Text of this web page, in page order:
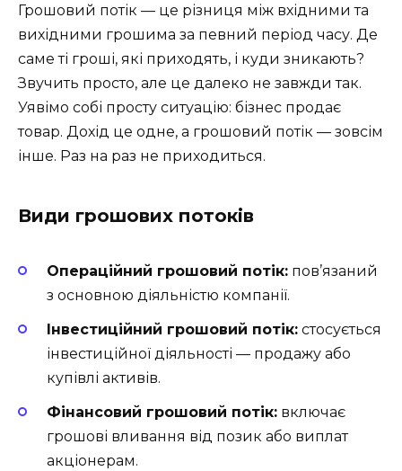
Грошовий потік — це різниця між вхідними та
вихідними грошима за певний період часу. Де
саме ті гроші, які приходять, і куди зникають?
Звучить просто, але це далеко не завжди так.
Уявімо собі просту ситуацію: бізнес продає
товар. Дохід це одне, а грошовий потік — зовсім
інше. Раз на раз не приходиться.
Види грошових потоків
Операційний грошовий потік: пов’язаний
з основною діяльністю компанії.
Інвестиційний грошовий потік: стосується
інвестиційної діяльності — продажу або
купівлі активів.
Фінансовий грошовий потік: включає
грошові вливання від позик або виплат
акціонерам.